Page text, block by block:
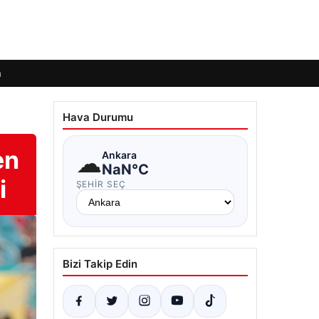
Hava Durumu
☁Ankara
NaN°C
ŞEHIR SEÇ
Bizi Takip Edin